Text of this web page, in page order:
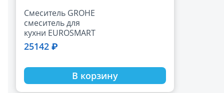
Смеситель GROHE
смеситель для
кухни EUROSMART
DN 15, 30567000
25142 ₽
В корзину